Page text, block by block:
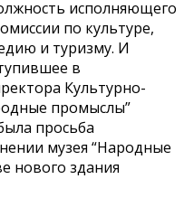
исполняющего
по культуре,
и туризму. И
в
Культурно-
промыслы”
просьба
музея “Народные
нового здания